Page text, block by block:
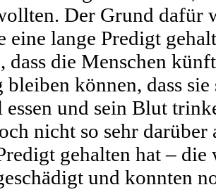
Der Grund dafür
eine lange Predigt
dass die Menschen
können, dass
und sein Blut
nicht so sehr darüber
gehalten hat –
und konnten